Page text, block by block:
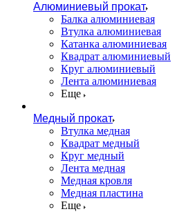
Алюминиевый прокат
Балка алюминиевая
Втулка алюминиевая
Катанка алюминиевая
Квадрат алюминиевый
Круг алюминиевый
Лента алюминиевая
Еще
Медный прокат
Втулка медная
Квадрат медный
Круг медный
Лента медная
Медная кровля
Медная пластина
Еще